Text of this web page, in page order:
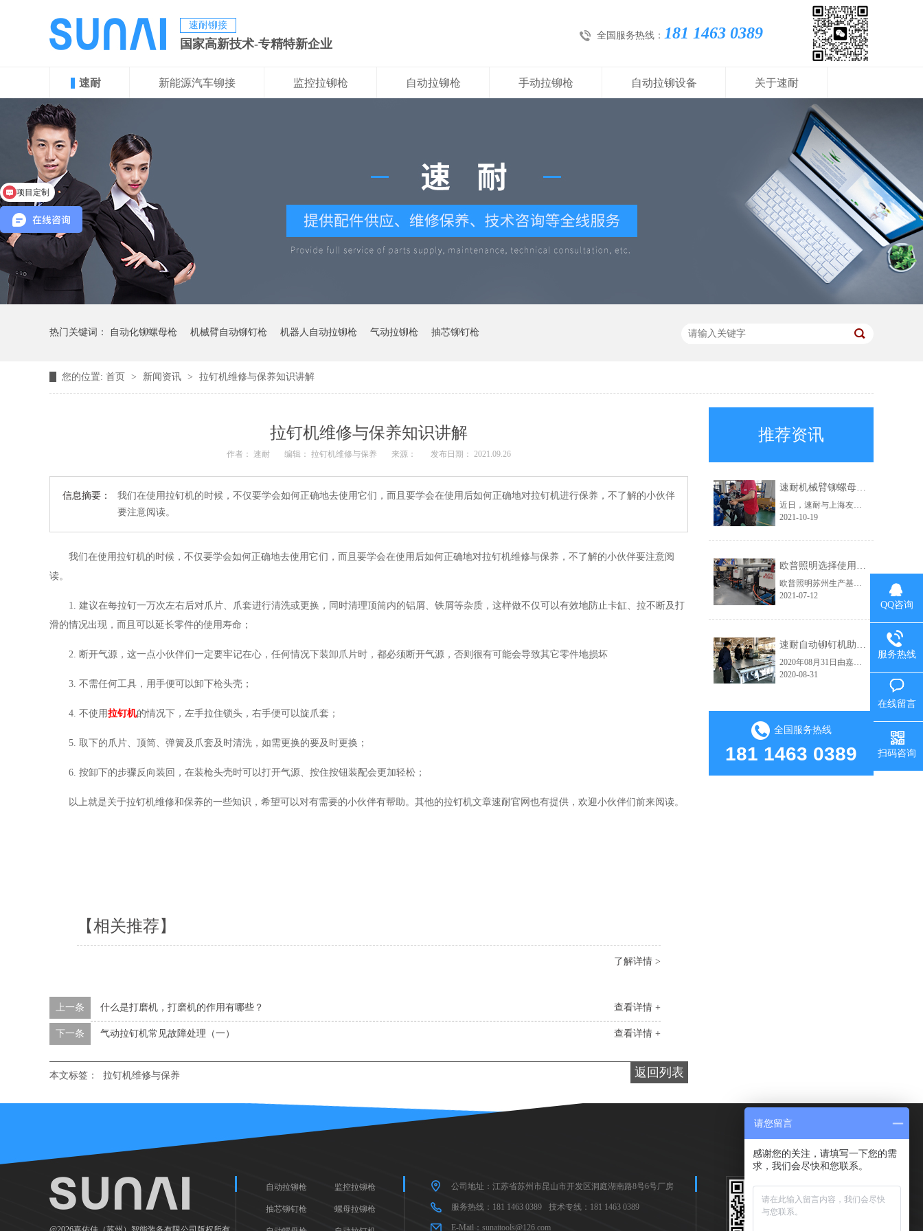
速耐铆接
国家高新技术-专精特新企业
全国服务热线： 181 1463 0389
速耐 新能源汽车铆接 监控拉铆枪 自动拉铆枪 手动拉铆枪 自动拉铆设备 关于速耐
热门关键词： 自动化铆螺母枪 机械臂自动铆钉枪 机器人自动拉铆枪 气动拉铆枪 抽芯铆钉枪
您的位置: 首页 > 新闻资讯 > 拉钉机维修与保养知识讲解
拉钉机维修与保养知识讲解
作者： 速耐 编辑： 拉钉机维修与保养 来源： 发布日期： 2021.09.26
信息摘要：
我们在使用拉钉机的时候，不仅要学会如何正确地去使用它们，而且要学会在使用后如何正确地对拉钉机进行保养，不了解的小伙伴
要注意阅读。
我们在使用拉钉机的时候，不仅要学会如何正确地去使用它们，而且要学会在使用后如何正确地对拉钉机维修与保养，不了解的小伙伴要注意阅
读。
1. 建议在每拉钉一万次左右后对爪片、爪套进行清洗或更换，同时清理顶筒内的铝屑、铁屑等杂质，这样做不仅可以有效地防止卡缸、拉不断及打
滑的情况出现，而且可以延长零件的使用寿命；
2. 断开气源，这一点小伙伴们一定要牢记在心，任何情况下装卸爪片时，都必须断开气源，否则很有可能会导致其它零件地损坏
3. 不需任何工具，用手便可以卸下枪头壳；
4. 不使用拉钉机的情况下，左手拉住锁头，右手便可以旋爪套；
5. 取下的爪片、顶筒、弹簧及爪套及时清洗，如需更换的要及时更换；
6. 按卸下的步骤反向装回，在装枪头壳时可以打开气源、按住按钮装配会更加轻松；
以上就是关于拉钉机维修和保养的一些知识，希望可以对有需要的小伙伴有帮助。其他的拉钉机文章速耐官网也有提供，欢迎小伙伴们前来阅读。
【相关推荐】
了解详情 >
查看详情 +
上一条 什么是打磨机，打磨机的作用有哪些？
查看详情 +
下一条 气动拉钉机常见故障处理（一）
返回列表
本文标签： 拉钉机维修与保养
推荐资讯
速耐机械臂铆螺母枪助力上海友升提效升级
近日，速耐与上海友升铝业有限公司成功达成合作，为对方提供了速耐机械臂铆螺母枪，助力上海友升实现自动化生产。
2021-10-19
欧普照明选择使用速耐自动拉钉机
欧普照明苏州生产基地，此前一直使用的是其他品牌的铆接气动工具。在得知速耐自动拉钉机后，进行了详细的咨询，被速耐自动拉钉机“自动吸钉、一机顶三人”的特点深深吸引，于是决定采购。
2021-07-12
2020年08月31日由嘉佑佳设计的自动拉钉机顺利交付给海宁市红狮电梯装饰有限公司使用。嘉佑佳负责人范经理现场亲自指导并演示操作流程，红狮电梯吴总经理及相关负责人到现场学习，下图为交货试机现场。速耐自动拉钉机高效的应用：因其技术的大幅提升，使得人和工具在保证了绝对安全的前提下大大提高生产效益了。从而实......
2020-08-31
全国服务热线
181 1463 0389
自动拉铆枪 监控拉铆枪
抽芯铆钉枪 螺母拉铆枪
公司地址：江苏省苏州市昆山市开发区洞庭湖南路8号6号厂房
服务热线：181 1463 0389 技术专线：181 1463 0389
E-Mail：sunaitools@126.com
QQ咨询
服务热线
在线留言
扫码咨询
项目定制
请您留言
感谢您的关注，请填写一下您的需
求，我们会尽快和您联系。